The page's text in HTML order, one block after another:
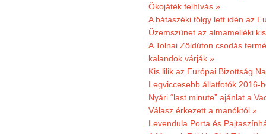
Ökojáték felhívás »
A bátaszéki tölgy lett idén az
Üzemszünet az almamelléki
A Tolnai Zöldúton csodás
kalandok várják »
Kis lilik az Európai Bizottság
Legviccesebb állatfotók 2016-
Nyári “last minute” ajánlat a
Válasz érkezett a manóktól »
Levendula Porta és